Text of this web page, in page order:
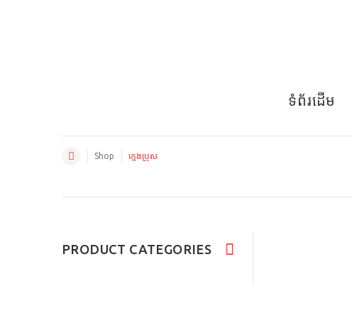
ទំព័រដើម
Shop ក្មេងប្រុស
PRODUCT CATEGORIES